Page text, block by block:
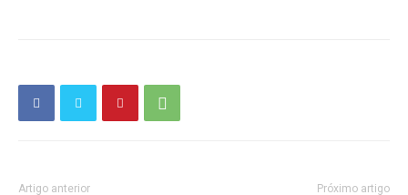
Artigo anterior Próximo artigo